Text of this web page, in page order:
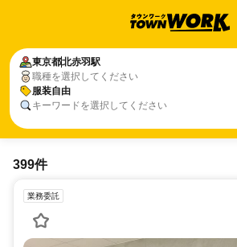
東京都北赤羽駅
職種を選択してください
服装自由
キーワードを選択してください
399件
業務委託